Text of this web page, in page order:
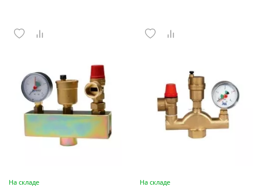
На складе На складе